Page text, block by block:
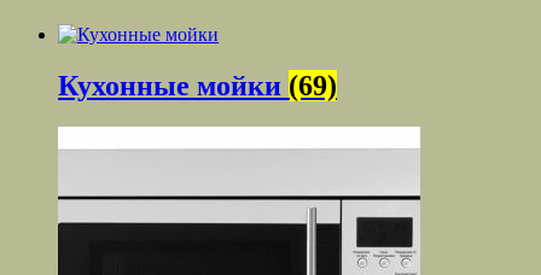
Кухонные мойки (69)